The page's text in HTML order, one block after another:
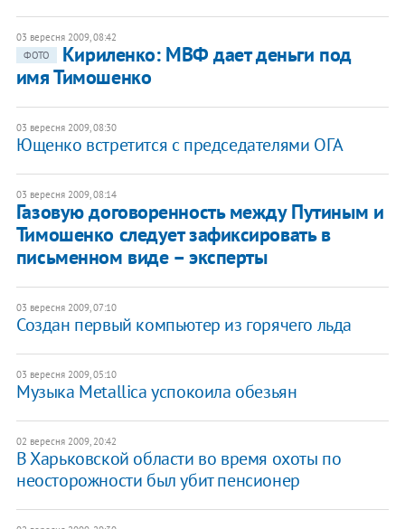
03 вересня 2009, 08:42
ФОТО
Кириленко: МВФ дает деньги под
имя Тимошенко
03 вересня 2009, 08:30
Ющенко встретится с председателями ОГА
03 вересня 2009, 08:14
Газовую договоренность между Путиным и
Тимошенко следует зафиксировать в
письменном виде – эксперты
03 вересня 2009, 07:10
Создан первый компьютер из горячего льда
03 вересня 2009, 05:10
Музыка Metallica успокоила обезьян
02 вересня 2009, 20:42
В Харьковской области во время охоты по
неосторожности был убит пенсионер